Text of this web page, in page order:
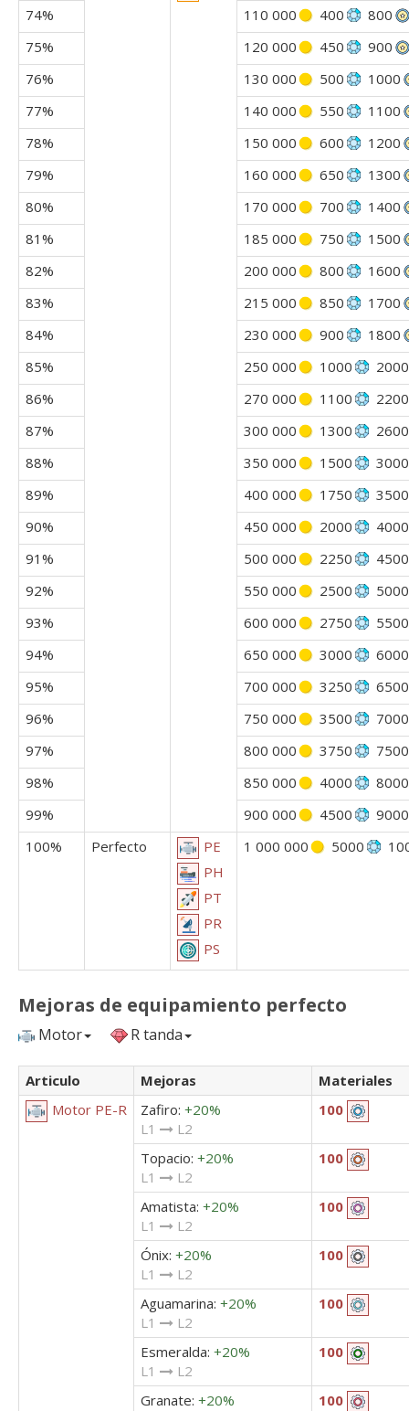
74%
110 000 400
800
75%
120 000 450
900
76%
130 000 500
1000
77%
140 000 550
1100
78%
150 000 600
1200
79%
160 000 650
1300
80%
170 000 700
1400
81%
185 000 750
1500
82%
200 000 800
1600
83%
215 000 850
1700
84%
230 000 900
1800
85%
250 000 1000
2000
86%
270 000 1100
2200
87%
300 000 1300
2600
88%
350 000 1500
3000
89%
400 000 1750
3500
90%
450 000 2000
4000
91%
500 000 2250
4500
92%
550 000 2500
5000
93%
600 000 2750
5500
94%
650 000 3000
6000
95%
700 000 3250
6500
96%
750 000 3500
7000
97%
800 000 3750
7500
98%
850 000 4000
8000
99%
900 000 4500
9000
100%
Perfecto
PE
PH
PT
PR
PS
1 000 000 5000
Mejoras de equipamiento perfecto
Motor R tanda
Articulo Mejoras
Materiales
Motor PE-R
Zafiro: +20%
L1
L2
100
Topacio: +20%
L1
L2
100
Amatista: +20%
L1
L2
100
Ónix: +20%
L1
L2
100
Aguamarina: +20%
L1
L2
100
Esmeralda: +20%
L1
L2
100
Granate: +20%
100